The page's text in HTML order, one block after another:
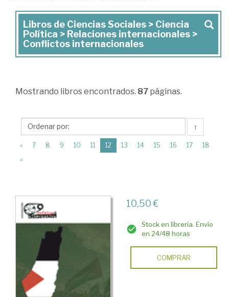
Libros
de
Ciencias
>
Política
>
Relaciones
Conflictos
internacionales
Libros de Ciencias Sociales > Ciencia
Política > Relaciones internacionales >
Conflictos internacionales
Mostrando libros encontrados. 87 páginas.
↑
« 7 8 9 10 11 12 (current)
13 14 15 16 17
18
»
10,50 €
Stock en librería. Envío
en 24/48 horas
COMPRAR